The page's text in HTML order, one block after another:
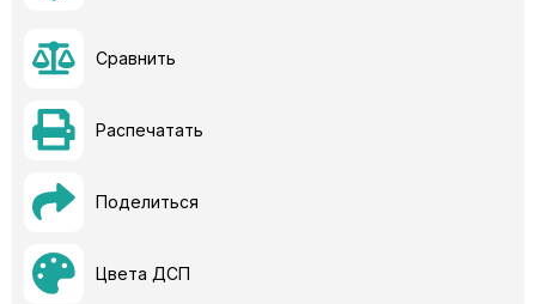
Сравнить
Распечатать
Поделиться
Цвета ДСП